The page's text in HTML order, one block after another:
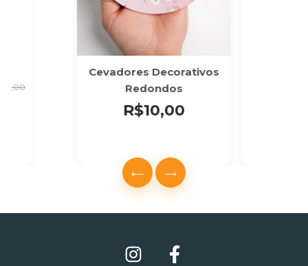
Cevadores Decorativos
Redondos
R$10,00